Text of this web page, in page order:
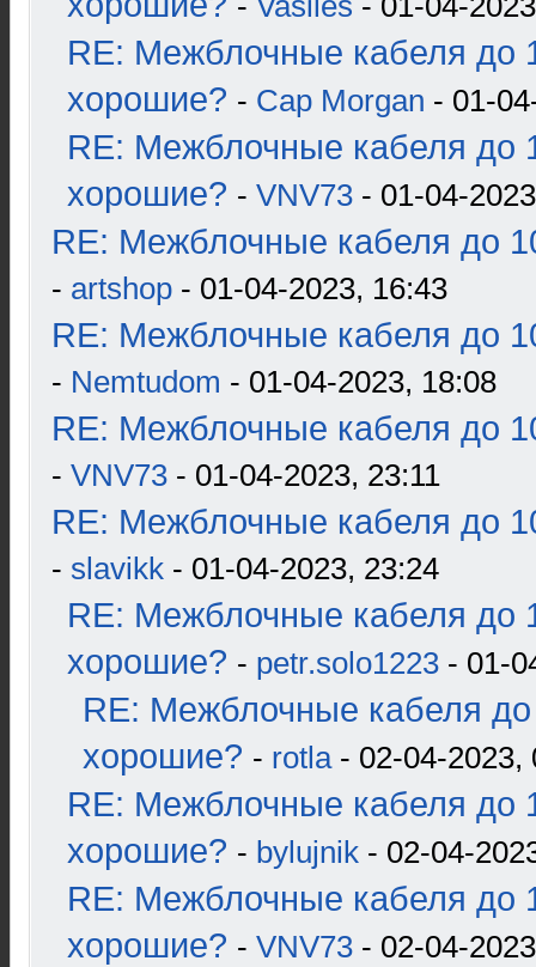
RE: Межблочные кабеля до
хорошие? - Cap Morgan - 01-
RE: Межблочные кабеля до
хорошие? - VNV73 - 01-04-
RE: Межблочные кабеля до
- artshop - 01-04-2023, 16:43
RE: Межблочные кабеля до
- Nemtudom - 01-04-2023, 18:08
RE: Межблочные кабеля до
- VNV73 - 01-04-2023, 23:11
RE: Межблочные кабеля до
- slavikk - 01-04-2023, 23:24
RE: Межблочные кабеля до
хорошие? - petr.solo1223 - 01-
RE: Межблочные кабеля до
хорошие? - rotla- 02-04-2023,
RE: Межблочные кабеля до
хорошие? - bylujnik - 02-04-
RE: Межблочные кабеля до
хорошие? - VNV73 - 02-04-